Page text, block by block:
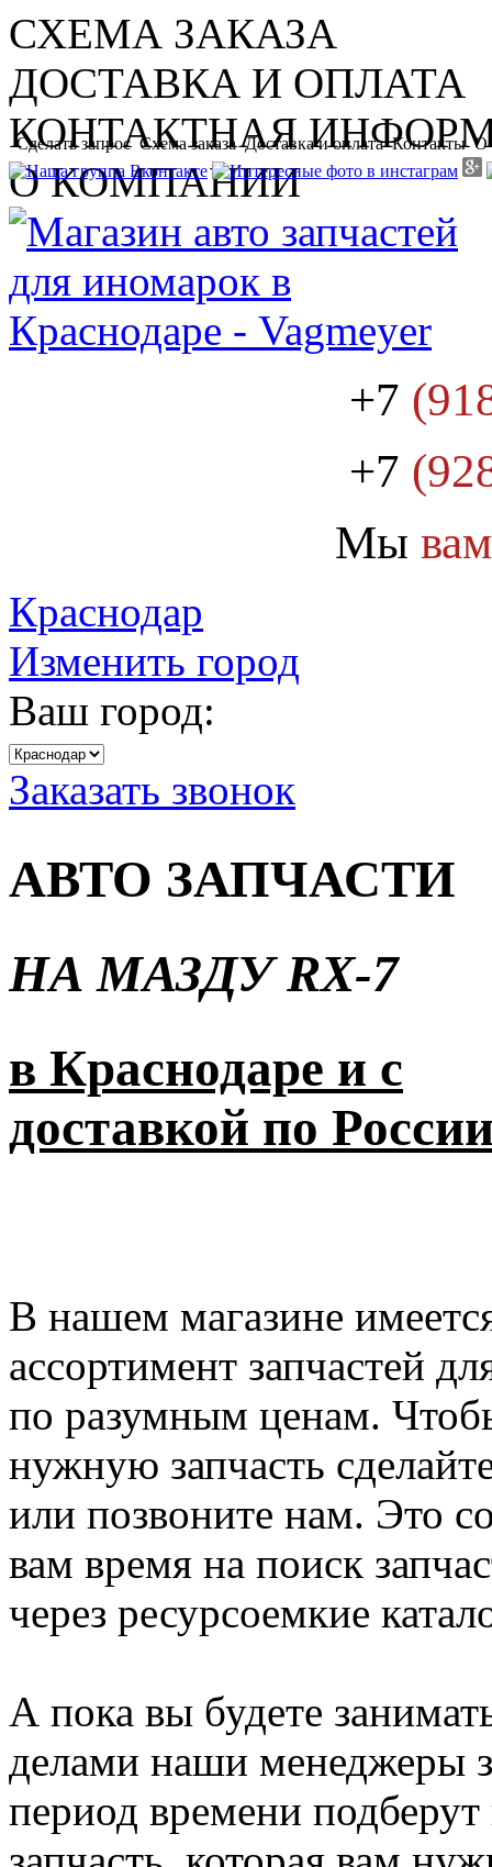
СХЕМА ЗАКАЗА
ДОСТАВКА И ОПЛАТА
КОНТАКТНАЯ
О КОМПАНИИ
+7
+7
Мы вам
Краснодар
Изменить город
Ваш город:
Заказать звонок
АВТО ЗАПЧАСТИ
НА МАЗДУ RX-7
в Краснодаре и с
доставкой по
В нашем магазине
ассортимент запчастей
по разумным ценам.
нужную запчасть
или позвоните нам. Это
вам время на поиск
через ресурсоемкие
А пока вы будете
делами наши менеджеры
период времени
Сделать запрос Схема заказа Доставка и оплата Контакты О